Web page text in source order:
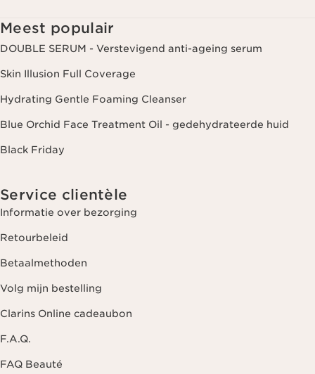
Meest populair
DOUBLE SERUM - Verstevigend anti-ageing serum
Skin Illusion Full Coverage
Hydrating Gentle Foaming Cleanser
Blue Orchid Face Treatment Oil - gedehydrateerde huid
Black Friday
Service clientèle
Informatie over bezorging
Retourbeleid
Betaalmethoden
Volg mijn bestelling
Clarins Online cadeaubon
F.A.Q.
FAQ Beauté